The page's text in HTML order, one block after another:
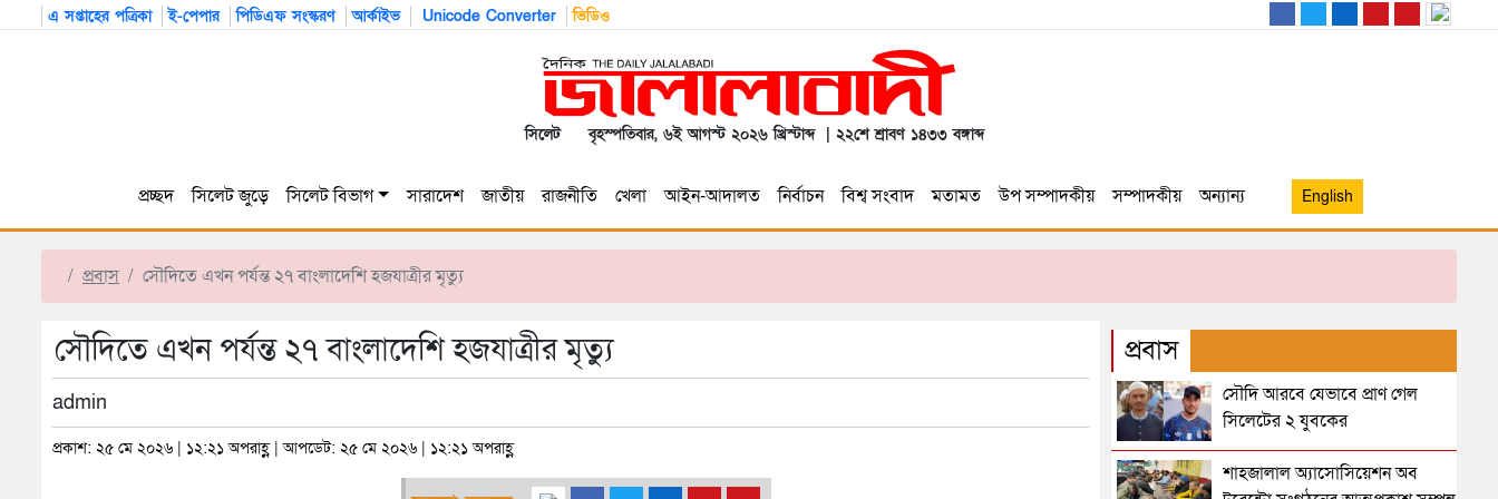
এ সপ্তাহের পত্রিকা ই-পেপার পিডিএফ সংস্করণ আর্কাইভ Unicode Converter ভিডিও
সিলেট বৃহস্পতিবার, ৬ই আগস্ট ২০২৬ খ্রিস্টাব্দ | ২২শে শ্রাবণ ১৪৩৩ বঙ্গাব্দ
প্রচ্ছদ সিলেট জুড়ে সিলেট বিভাগ সারাদেশ জাতীয় রাজনীতি খেলা আইন-আদালত নির্বাচন বিশ্ব সংবাদ মতামত উপ সম্পাদকীয় সম্পাদকীয় অন্যান্য English
প্রবাস সৌদিতে এখন পর্যন্ত ২৭ বাংলাদেশি হজযাত্রীর মৃত্যু
সৌদিতে এখন পর্যন্ত ২৭ বাংলাদেশি হজযাত্রীর মৃত্যু
admin
প্রকাশ: ২৫ মে ২০২৬ | ১২:২১ অপরাহ্ণ | আপডেট: ২৫ মে ২০২৬ | ১২:২১ অপরাহ্ণ
প্রবাস
সৌদি আরবে যেভাবে প্রাণ গেল
সিলেটের ২ যুবকের
শাহজালাল অ্যাসোসিয়েশন অব